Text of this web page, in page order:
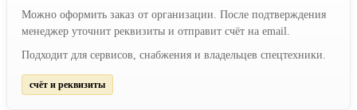
Можно оформить заказ от организации. После подтверждения
менеджер уточнит реквизиты и отправит счёт на email.
Подходит для сервисов, снабжения и владельцев спецтехники.
счёт и реквизиты